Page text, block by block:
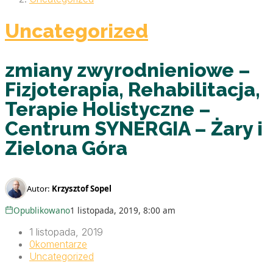
Uncategorized
zmiany zwyrodnieniowe –
Fizjoterapia, Rehabilitacja,
Terapie Holistyczne –
Centrum SYNERGIA – Żary i
Zielona Góra
Autor: Krzysztof Sopel
Opublikowano1 listopada, 2019, 8:00 am
1 listopada, 2019
0komentarze
Uncategorized